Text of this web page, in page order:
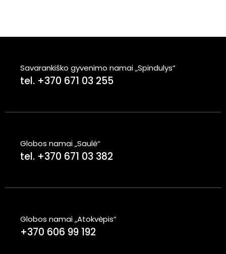
Savarankiško gyvenimo namai „Spindulys“
tel. +370 671 03 255
Globos namai „Saulė“
tel. +370 671 03 382
Globos namai „Atokvėpis“
+370 606 99 192